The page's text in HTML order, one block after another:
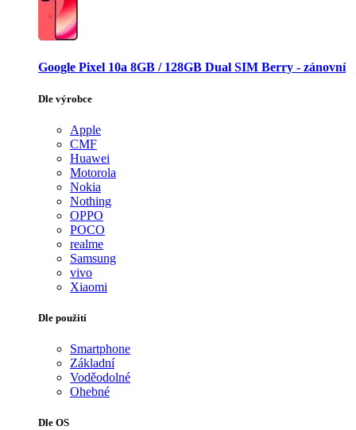
Google Pixel 10a 8GB / 128GB Dual SIM Berry - zánovní
Dle výrobce
Apple
CMF
Huawei
Motorola
Nokia
Nothing
OPPO
POCO
realme
Samsung
vivo
Xiaomi
Dle použití
Smartphone
Základní
Voděodolné
Ohebné
Dle OS